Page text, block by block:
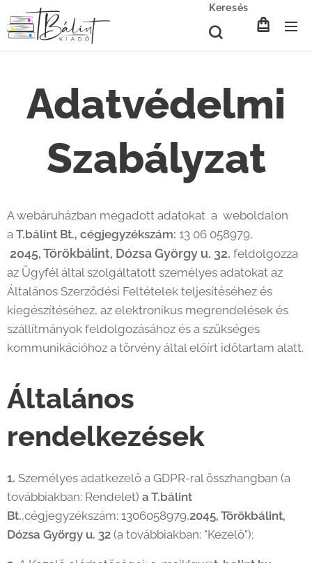
Keresés
Adatvédelmi
Szabályzat
A webáruházban megadott adatokat a weboldalon
a T.bálint Bt., cégjegyzékszám: 13 06 058979,
2045, Törökbálint, Dózsa György u. 32. feldolgozza
az Ügyfél által szolgáltatott személyes adatokat az
Általános Szerződési Feltételek teljesítéséhez és
kiegészítéséhez, az elektronikus megrendelések és
szállítmányok feldolgozásához és a szükséges
kommunikációhoz a törvény által előírt időtartam alatt.
Általános
rendelkezések
1. Személyes adatkezelő a GDPR-ral összhangban (a
továbbiakban: Rendelet) a T.bálint
Bt.,cégjegyzékszám: 1306058979,2045, Törökbálint,
Dózsa György u. 32 (a továbbiakban: "Kezelő");